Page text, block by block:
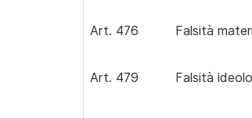
Art. 476 Falsità
Art. 479 Falsità